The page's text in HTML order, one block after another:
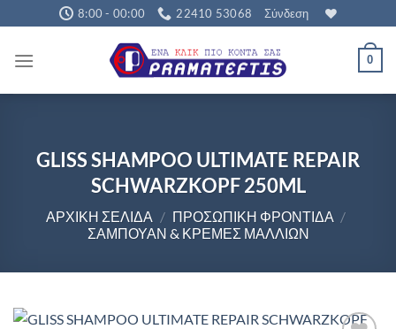
Μετάβαση
στο
περιεχόμενο
8:00 - 00:00 22410 53068 Σύνδεση
0
GLISS SHAMPOO ULTIMATE REPAIR
SCHWARZKOPF 250ML
ΑΡΧΙΚΉ ΣΕΛΊΔΑ / ΠΡΟΣΩΠΙΚΉ ΦΡΟΝΤΊΔΑ /
ΣΑΜΠΟΥΆΝ & ΚΡΈΜΕΣ ΜΑΛΛΙΏΝ